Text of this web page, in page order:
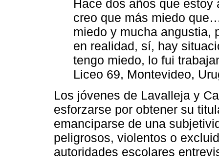
Hace dos años que
creo que más miedo
miedo y mucha angustia,
en realidad, sí, hay
tengo miedo, lo fui
Liceo 69, Montevideo,
Los jóvenes de Lavalleja y
esforzarse por obtener su
emanciparse de una
peligrosos, violentos o
autoridades escolares